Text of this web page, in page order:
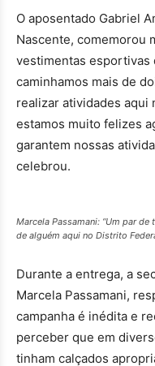
O aposentado Gabriel
Nascente, comemorou
vestimentas esportivas
caminhamos mais de
realizar atividades aqui
estamos muito felizes
garantem nossas
celebrou.
Marcela Passamani: “Um par
de alguém aqui no Distrito
Durante a entrega, a
Marcela Passamani,
campanha é inédita e
perceber que em
tinham calçados